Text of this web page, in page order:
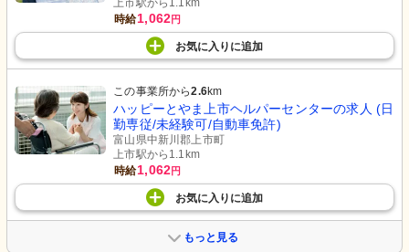
上市駅から1.1km
時給1,062円
お気に入り に追加
この事業所から2.6km
ハッピーとやま上市ヘルパーセンターの求人 (日
勤専従/未経験可/自動車免許)
富山県中新川郡上市町
上市駅から1.1km
時給1,062円
お気に入り に追加
もっと見る